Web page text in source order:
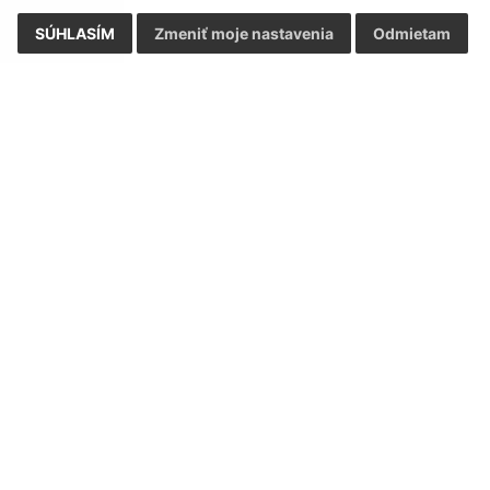
SÚHLASÍM Odmietam
Zmeniť moje nastavenia